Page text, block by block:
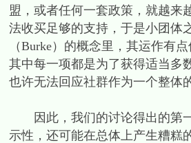
盟，或者任何一套政策，就越来
法收买足够的支持，于是小团体
（Burke）的概念里，其运作有
其中每一项都是为了获得适当多
也许无法回应社群作为一个整体
因此，我们的讨论得出的第一
示性，还可能在总体上产生糟糕